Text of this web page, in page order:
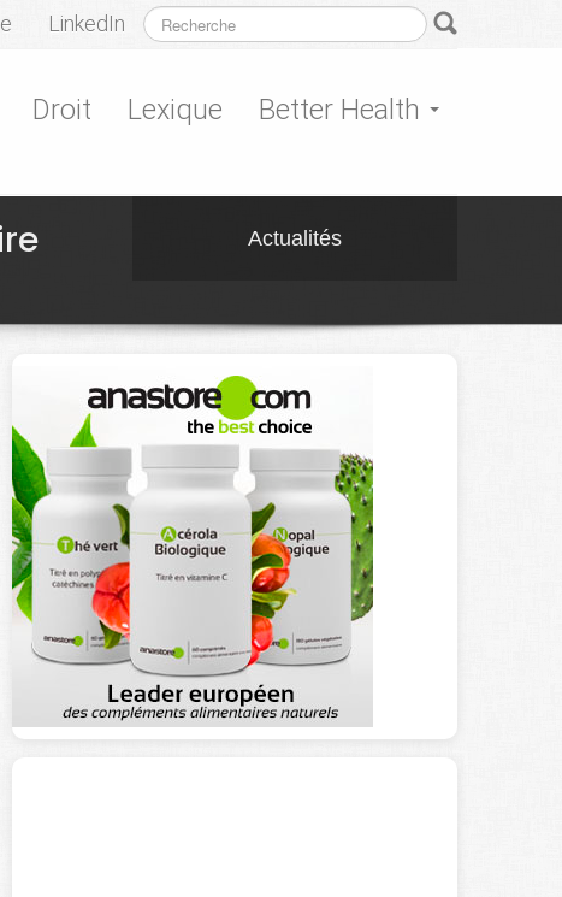
LinkedIn
Droit Lexique Better Health
Actualités